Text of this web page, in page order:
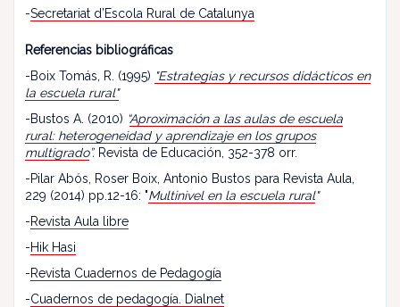
-Secretariat d’Escola Rural de Catalunya
Referencias bibliográficas
-Boix Tomás, R. (1995) "Estrategias y recursos didácticos en
la escuela rural"
-Bustos A. (2010) “Aproximación a las aulas de escuela
rural: heterogeneidad y aprendizaje en los grupos
multigrado”. Revista de Educación, 352-378 orr.
-Pilar Abós, Roser Boix, Antonio Bustos para Revista Aula,
229 (2014) pp.12-16: "Multinivel en la escuela rural"
-Revista Aula libre
-Hik Hasi
-Revista Cuadernos de Pedagogía
-Cuadernos de pedagogía. Dialnet